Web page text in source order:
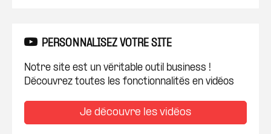
PERSONNALISEZ VOTRE SITE
Notre site est un véritable outil business !
Découvrez toutes les fonctionnalités en vidéos
Je découvre les vidéos